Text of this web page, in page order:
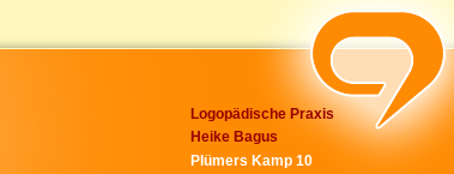
Logopädische Praxis
Heike Bagus
Plümers Kamp 10